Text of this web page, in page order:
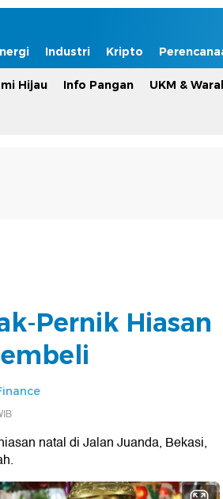
Industri Kripto
Hijau Info Pangan UKM &
Pernik Hiasan
natal di Jalan Juanda, Bekasi,